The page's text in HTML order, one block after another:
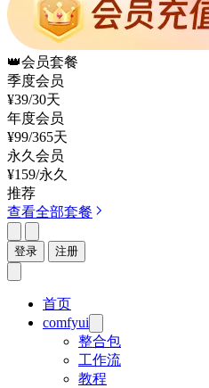
👑会员套餐
季度会员
¥39/30天
年度会员
¥99/365天
永久会员
¥159/永久
推荐
查看全部套餐
登录 注册
首页
comfyui
整合包
工作流
教程